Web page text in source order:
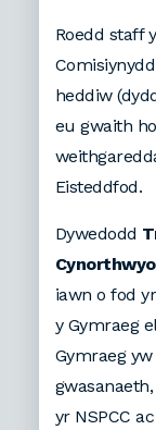
Roedd staff
heddiw
eu gwaith
Eisteddfod.
Dywedodd
iawn o fod
y Gymraeg
Gymraeg
yr NSPCC